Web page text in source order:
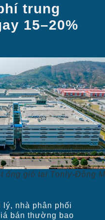
trung
15–20%
ống gió tại Tonly-Đông
lý, nhà phân phối
bán thường bao